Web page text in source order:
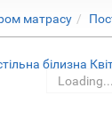
матрасу
Loading...